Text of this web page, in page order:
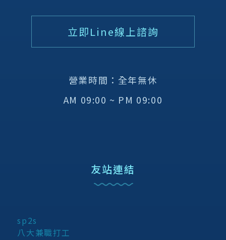
立即Line線上諮詢
營業時間：全年無休
AM 09:00 ~ PM 09:00
友站連結
sp2s
八大兼職打工